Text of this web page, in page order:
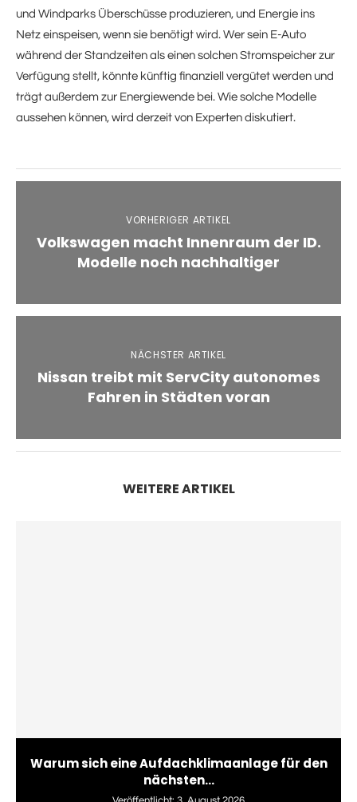
und Windparks Überschüsse produzieren, und Energie ins
Netz einspeisen, wenn sie benötigt wird. Wer sein E-Auto
während der Standzeiten als einen solchen Stromspeicher zur
Verfügung stellt, könnte künftig finanziell vergütet werden und
trägt außerdem zur Energiewende bei. Wie solche Modelle
aussehen können, wird derzeit von Experten diskutiert.
VORHERIGER ARTIKEL
Volkswagen macht Innenraum der ID.
Modelle noch nachhaltiger
NÄCHSTER ARTIKEL
Nissan treibt mit ServCity autonomes
Fahren in Städten voran
WEITERE ARTIKEL
Warum sich eine Aufdachklimaanlage für den
nächsten...